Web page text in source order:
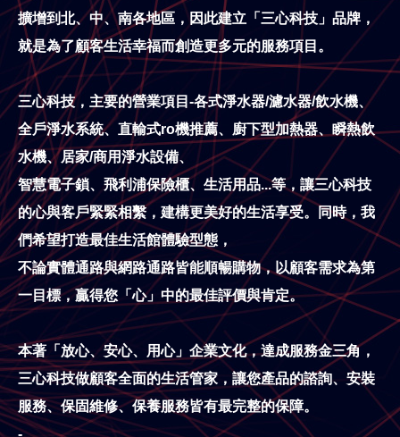
擴增到北、中、南各地區，因此建立「三心科技」品牌，
就是為了顧客生活幸福而創造更多元的服務項目。
三心科技，主要的營業項目-各式淨水器/濾水器/飲水機、
全戶淨水系統、直輸式ro機推薦、 廚下型加熱器、瞬熱飲
水機、居家/商用淨水設備、
智慧電子鎖、飛利浦保險櫃、生活用品...等， 讓三心科技
的心與客戶緊緊相繫，建構更美好的生活享受。同時，我
們希望打造最佳生活館體驗型態，
不論實體通路與網路通路皆能順暢購物，以顧客需求為第
一目標，贏得您「心」中的最佳評價與肯定。
本著「放心、安心、用心」企業文化，達成服務金三角，
三心科技做顧客全面的生活管家，讓您產品的諮詢、安裝
服務、保固維修、保養服務皆有最完整的保障。